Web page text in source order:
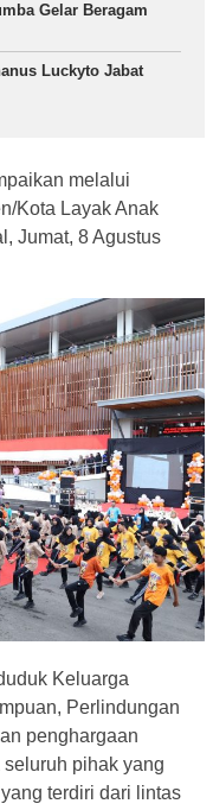
Gelar Beragam
Luckyto Jabat
melalui
Kota Layak Anak
Jumat, 8 Agustus
Keluarga
Perlindungan
penghargaan
pihak yang
terdiri dari lintas